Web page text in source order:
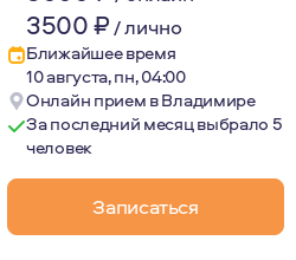
3500₽/лично
Ближайшее время
10 августа, пн, 04:00
Онлайн прием в Владимире
За последний месяц выбрало 5
человек
Записаться
истории проживания